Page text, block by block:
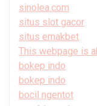
sinolea.com
situs slot gacor
situs emakbet
This webpage is
bokep indo
bokep indo
bocil ngentot